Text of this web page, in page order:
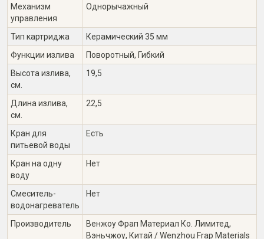
Механизм
управления
Однорычажный
Тип картриджа
Керамический 35 мм
Функции излива
Поворотный, Гибкий
Высота излива,
см.
19,5
Длина излива,
см.
22,5
Кран для
питьевой воды
Есть
Кран на одну
воду
Нет
Смеситель-
водонагреватель
Нет
Производитель
Венжоу Фрап Материал Ко. Лимитед,
Вэньчжоу, Китай / Wenzhou Frap Materials